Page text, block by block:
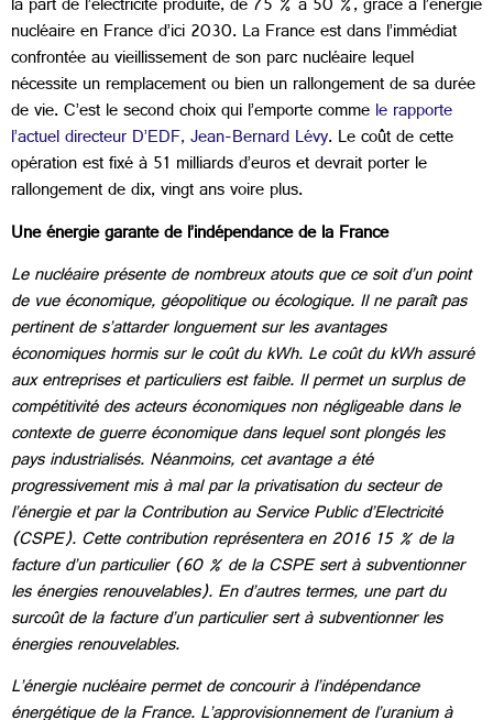
la part de l’électricité produite, de 75 % à 50 %, grâce à l’énergie
nucléaire en France d’ici 2030. La France est dans l’immédiat
confrontée au vieillissement de son parc nucléaire lequel
nécessite un remplacement ou bien un rallongement de sa durée
de vie. C’est le second choix qui l’emporte commele rapporte
l’actuel directeur D’EDF, Jean-Bernard Lévy. Le coût de cette
opération est fixé à 51 milliards d’euros et devrait porter le
rallongement de dix, vingt ans voire plus.
Une énergie garante de l’indépendance de la France
Le nucléaire présente de nombreux atouts que ce soit d’un point
de vue économique, géopolitique ou écologique. Il ne paraît pas
pertinent de s’attarder longuement sur les avantages
économiques hormis sur le coût du kWh. Le coût du kWh assuré
aux entreprises et particuliers est faible. Il permet un surplus de
compétitivité des acteurs économiques non négligeable dans le
contexte de guerre économique dans lequel sont plongés les
pays industrialisés. Néanmoins, cet avantage a été
progressivement mis à mal par la privatisationdu secteur de
l’énergie et par la Contribution au Service Public d’Electricité
(CSPE). Cette contribution représentera en 2016 15 % de la
facture d’un particulier (60 % de la CSPE sert à subventionner
les énergies renouvelables). En d’autres termes, une part du
surcoût de la facture d’un particulier sert à subventionner les
énergies renouvelables.
L’énergie nucléaire permet de concourir à l’indépendance